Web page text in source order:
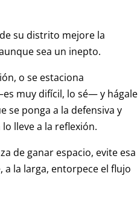
su distrito mejore la
sea un inepto.
o se estaciona
muy difícil, lo sé— y hágale
se ponga a la defensiva y
lleve a la reflexión.
de ganar espacio, evite esa
la larga, entorpece el flujo